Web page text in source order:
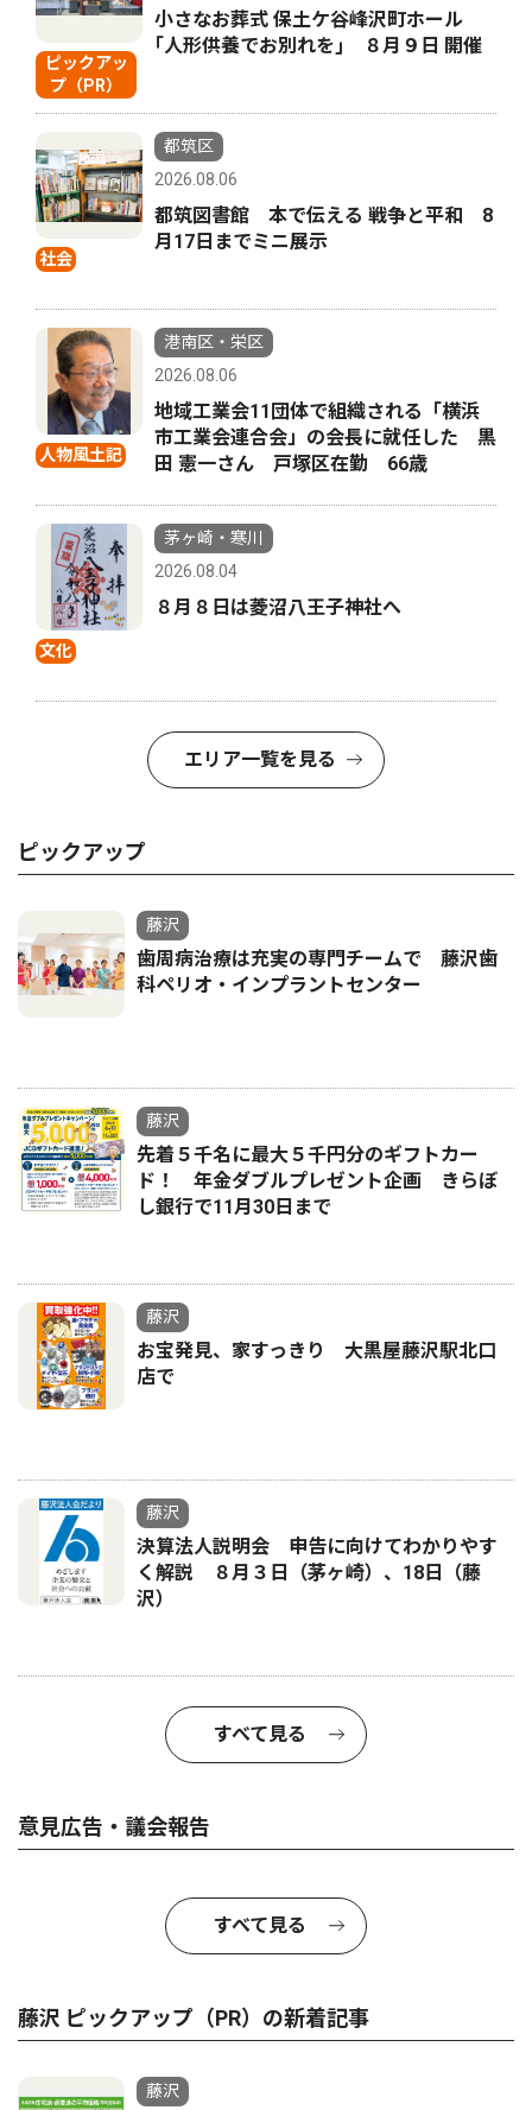
ピックアッ
プ（PR）
小さなお葬式 保土ケ谷峰沢町ホール
｢人形供養でお別れを｣ ８月９日 開催
社会
都筑区
2026.08.06
都筑図書館 本で伝える 戦争と平和 8
月17日までミニ展示
人物風土記
港南区・栄区
2026.08.06
地域工業会11団体で組織される「横浜
市工業会連合会」の会長に就任した 黒
田 憲一さん 戸塚区在勤 66歳
文化
茅ヶ崎・寒川
2026.08.04
８月８日は菱沼八王子神社へ
エリア一覧を見る
ピックアップ
藤沢
歯周病治療は充実の専門チームで 藤沢歯
科ペリオ・インプラントセンター
藤沢
先着５千名に最大５千円分のギフトカー
ド！ 年金ダブルプレゼント企画 きらぼ
し銀行で11月30日まで
藤沢
お宝発見、家すっきり 大黒屋藤沢駅北口
店で
藤沢
決算法人説明会 申告に向けてわかりやす
く解説 ８月３日（茅ヶ崎）、18日（藤
沢）
すべて見る
意見広告・議会報告
すべて見る
藤沢 ピックアップ（PR）の新着記事
藤沢